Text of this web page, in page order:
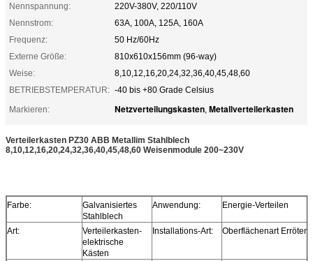
Nennspannung:
220V-380V, 220/110V
Nennstrom:
63A, 100A, 125A, 160A
Frequenz:
50 Hz/60Hz
Externe Größe:
810x610x156mm (96-way)
Weise:
8,10,12,16,20,24,32,36,40,45,48,60
BETRIEBSTEMPERATUR: -40 bis +80 Grade Celsius
Markieren:
Netzverteilungskasten, Metallverteilerkasten
Verteilerkasten PZ30 ABB Metallim Stahlblech
8,10,12,16,20,24,32,36,40,45,48,60 Weisenmodule 200~230V
Farbe:
Galvanisiertes
Stahlblech
Anwendung: Energie-Verteilen
Art:
Verteilerkasten-
elektrische
Kästen
Installations-Art: Oberflächenart Erröten-